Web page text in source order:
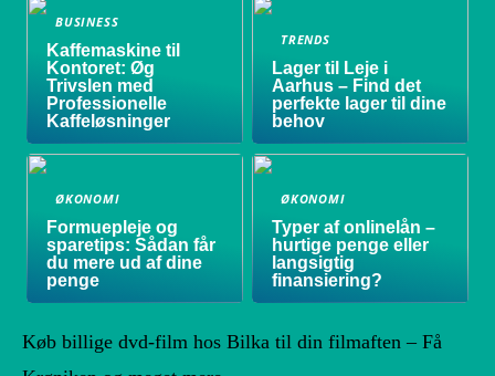
BUSINESS
Kaffemaskine til
Kontoret: Øg
Trivslen med
Professionelle
Kaffeløsninger
TRENDS
Lager til Leje i
Aarhus – Find det
perfekte lager til dine
behov
ØKONOMI
Formuepleje og
sparetips: Sådan får
du mere ud af dine
penge
ØKONOMI
Typer af onlinelån –
hurtige penge eller
langsigtig
finansiering?
Køb billige dvd-film hos Bilka til din filmaften – Få